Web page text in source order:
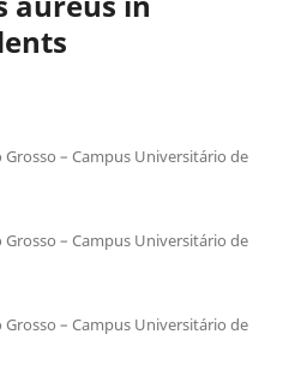
– Campus Universitário de
– Campus Universitário de
– Campus Universitário de